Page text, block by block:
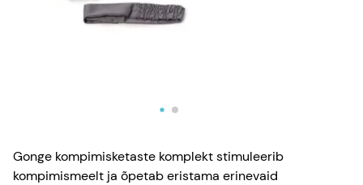
Gonge kompimisketaste komplekt stimuleerib
kompimismeelt ja õpetab eristama erinevaid